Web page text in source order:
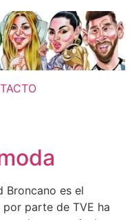
Broncano es el
parte de TVE ha